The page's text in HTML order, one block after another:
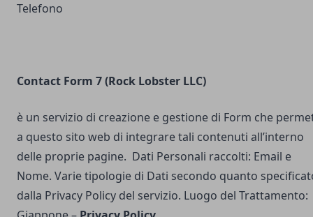
Telefono
Contact Form 7 (Rock Lobster LLC)
è un servizio di creazione e gestione di Form che
a questo sito web di integrare tali contenuti all’interno
delle proprie pagine. Dati Personali raccolti: Email e
Nome. Varie tipologie di Dati secondo quanto
dalla Privacy Policy del servizio. Luogo del Trattamento: